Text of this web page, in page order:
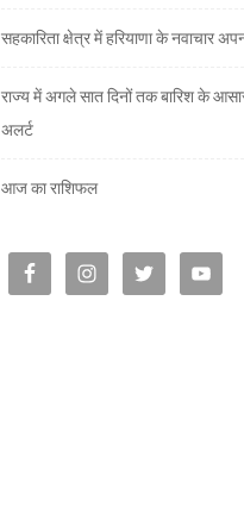
सहकारिता क्षेत्र में हरियाणा के नवाचार
राज्य में अगले सात दिनों तक बारिश के
अलर्ट
आज का राशिफल